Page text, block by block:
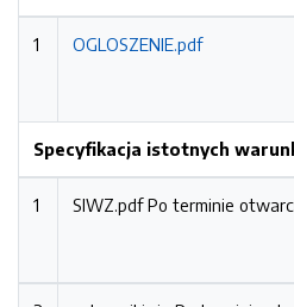
1 OGLOSZENIE.pdf
Specyfikacja istotnych
1 SIWZ.pdfPo terminie